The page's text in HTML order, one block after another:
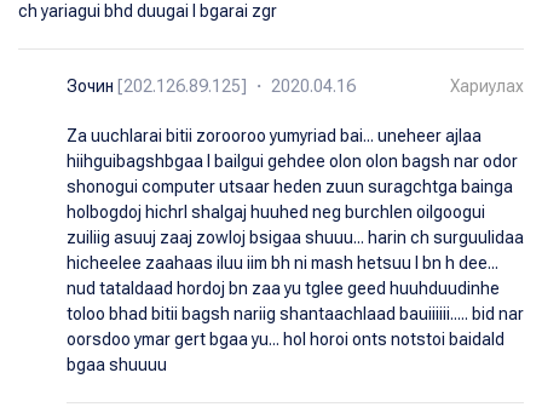
ch yariagui bhd duugai l bgarai zgr
Зочин [202.126.89.125] ・ 2020.04.16 Хариулах
Za uuchlarai bitii zorooroo yumyriad bai... uneheer ajlaa
hiihguibagshbgaa l bailgui gehdee olon olon bagsh nar odor
shonogui computer utsaar heden zuun suragchtga bainga
holbogdoj hichrl shalgaj huuhed neg burchlen oilgoogui
zuiliig asuuj zaaj zowloj bsigaa shuuu... harin ch surguulidaa
hicheelee zaahaas iluu iim bh ni mash hetsuu l bn h dee...
nud tataldaad hordoj bn zaa yu tglee geed huuhduudinhe
toloo bhad bitii bagsh nariig shantaachlaad bauiiiiii..... bid nar
oorsdoo ymar gert bgaa yu... hol horoi onts notstoi baidald
bgaa shuuuu